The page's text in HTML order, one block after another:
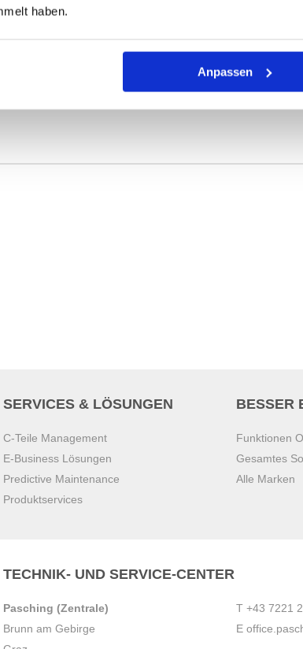
haben.
Anpassen
für die Qualität von
in Hochdruckausführung, und die Serie TUS enthält
mm
SERVICES & LÖSUNGEN
C-Teile Management
E-Business Lösungen
Predictive Maintenance
Produktservices
BESSER
Funktionen
Gesamtes
Alle Marken
TECHNIK- UND SERVICE-CENTER
Pasching (Zentrale)
Brunn am Gebirge
T +43 7221
E